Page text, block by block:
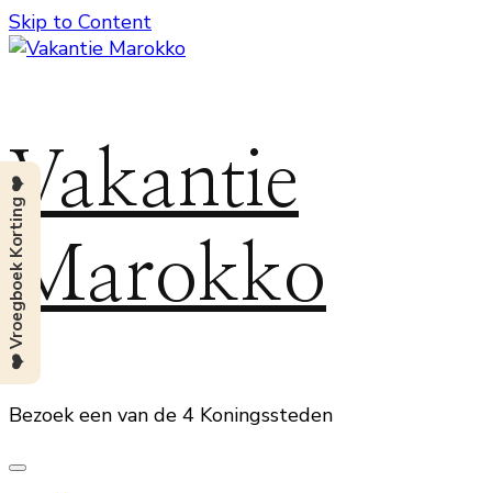
Skip to Content
Vakantie
Marokko
Bezoek een van de 4 Koningssteden
❤️ Vroegboek Korting ❤️